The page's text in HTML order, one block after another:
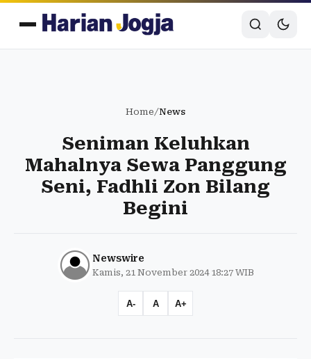
Home/News
Seniman Keluhkan
Mahalnya Sewa Panggung
Seni, Fadhli Zon Bilang
Begini
Newswire
Kamis, 21 November 2024 18:27 WIB
A- A A+